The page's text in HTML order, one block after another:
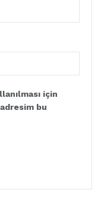
için
bu